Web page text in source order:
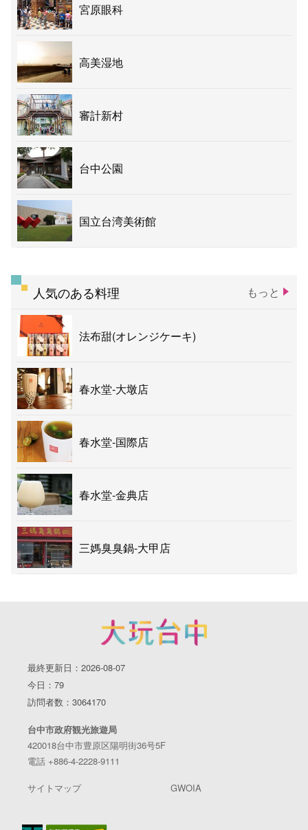
宮原眼科
高美湿地
審計新村
台中公園
国立台湾美術館
人気のある料理 もっと
法布甜(オレンジケーキ)
春水堂-大墩店
春水堂-国際店
春水堂-金典店
三媽臭臭鍋-大甲店
最終更新日：2026-08-07
今日：79
訪問者数：3064170
台中市政府観光旅遊局
420018台中市豊原区陽明街36号5F
電話 +886-4-2228-9111
サイトマップ GWOIA